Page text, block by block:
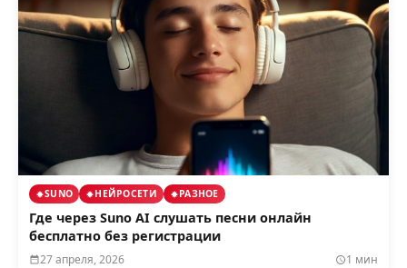
SUNO НЕЙРОСЕТИ РАЗНОЕ
Где через Suno AI слушать песни онлайн
бесплатно без регистрации
27 апреля, 2026 1 мин